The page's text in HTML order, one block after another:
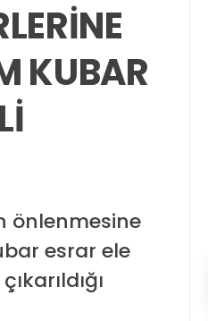
KUBAR
önlenmesine
esrar ele